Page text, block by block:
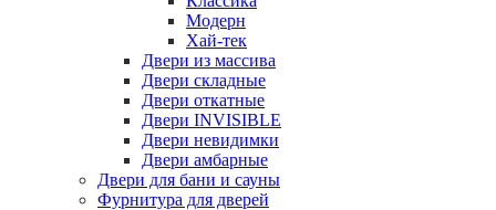
Модерн
Хай-тек
Двери из массива
Двери складные
Двери откатные
Двери INVISIBLE
Двери невидимки
Двери амбарные
Двери для бани и сауны
Фурнитура для дверей